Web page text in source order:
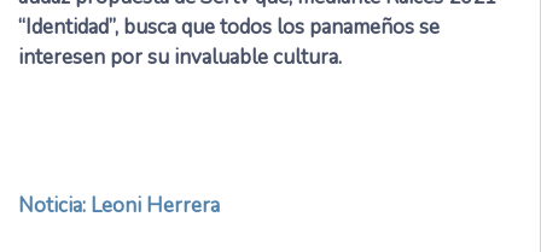
“Identidad”, busca que todos los panameños se
interesen por su invaluable cultura.
Noticia: Leoni Herrera